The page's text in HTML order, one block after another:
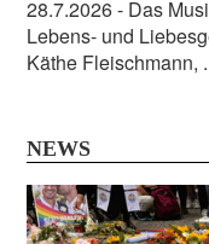
28.7.2026- Das
Lebens- und
Käthe Fleischmann,
NEWS